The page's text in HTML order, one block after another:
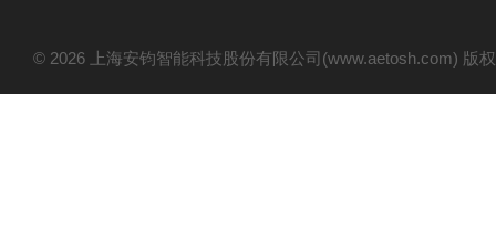
© 2026 上海安钧智能科技股份有限公司(www.aetosh.com)